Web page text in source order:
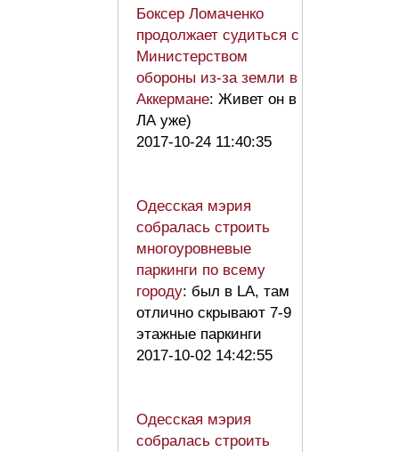
Боксер Ломаченко
продолжает судиться с
Министерством
обороны из-за земли в
Аккермане: Живет он в
ЛА уже)
2017-10-24 11:40:35
Одесская мэрия
собралась строить
многоуровневые
паркинги по всему
городу: был в LA, там
отлично скрывают 7-9
этажные паркинги
2017-10-02 14:42:55
Одесская мэрия
собралась строить